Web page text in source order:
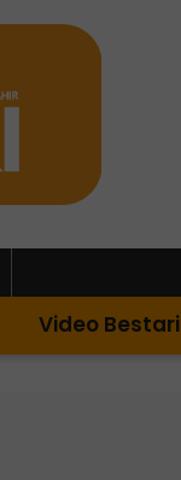
Video Bestari